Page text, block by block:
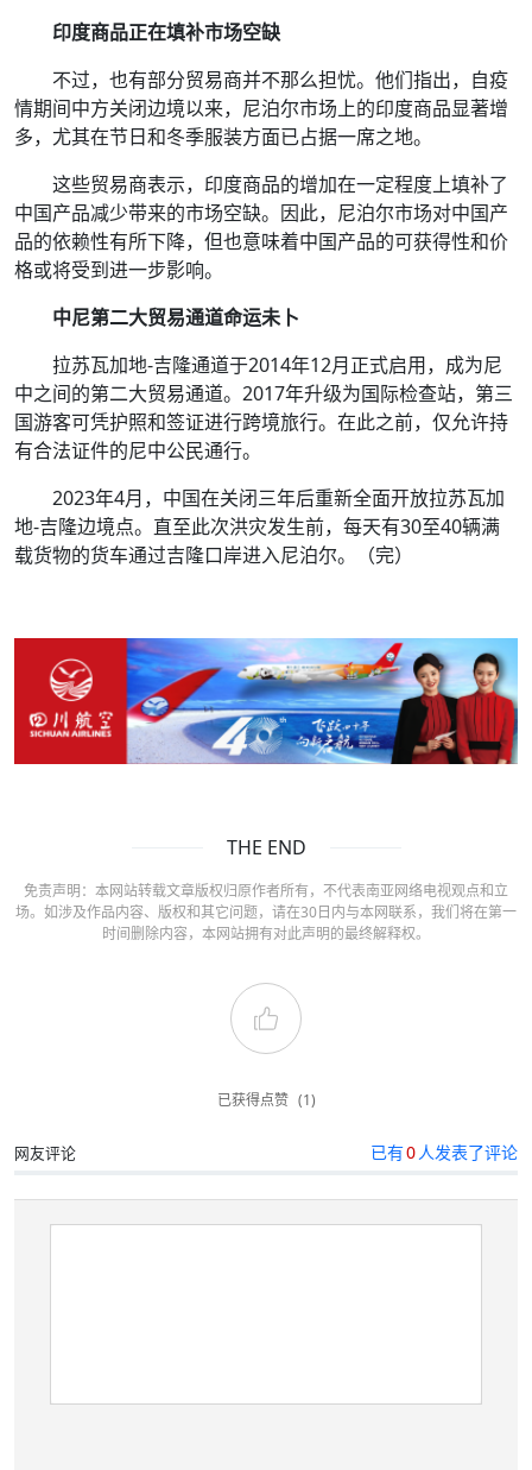
印度商品正在填补市场空缺
不过，也有部分贸易商并不那么担忧。他们指出，自疫
情期间中方关闭边境以来，尼泊尔市场上的印度商品显著增
多，尤其在节日和冬季服装方面已占据一席之地。
这些贸易商表示，印度商品的增加在一定程度上填补了
中国产品减少带来的市场空缺。因此，尼泊尔市场对中国产
品的依赖性有所下降，但也意味着中国产品的可获得性和价
格或将受到进一步影响。
中尼第二大贸易通道命运未卜
拉苏瓦加地-吉隆通道于2014年12月正式启用，成为尼
中之间的第二大贸易通道。2017年升级为国际检查站，第三
国游客可凭护照和签证进行跨境旅行。在此之前，仅允许持
有合法证件的尼中公民通行。
2023年4月，中国在关闭三年后重新全面开放拉苏瓦加
地-吉隆边境点。直至此次洪灾发生前，每天有30至40辆满
载货物的货车通过吉隆口岸进入尼泊尔。（完）
THE END
免责声明：本网站转载文章版权归原作者所有，不代表南亚网络电视观点和立
场。如涉及作品内容、版权和其它问题，请在30日内与本网联系，我们将在第一
时间删除内容，本网站拥有对此声明的最终解释权。
已获得点赞 (1)
网友评论 已有0人发表了评论